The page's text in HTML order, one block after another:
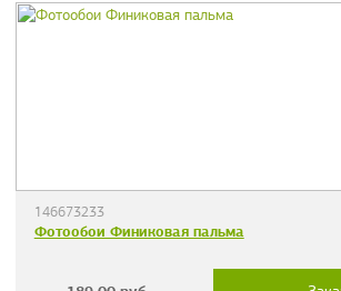
146673233
Фотообои Финиковая пальма